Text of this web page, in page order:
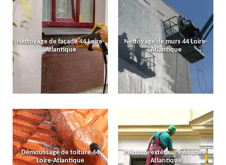
Nettoyage de façade 44 Loire-
Atlantique
Nettoyage de murs 44 Loire-
Atlantique
Démoussage de toiture 44
Loire-Atlantique
Peinture extérieure 44 Loire-
Atlantique